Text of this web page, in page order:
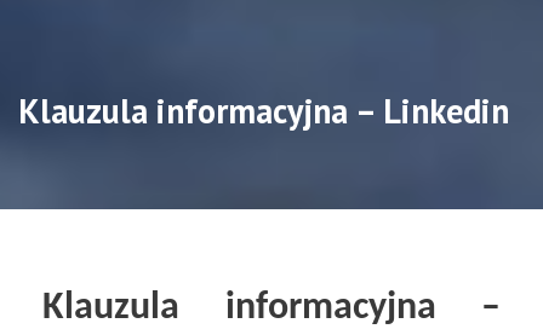
Klauzula informacyjna – Linkedin
Klauzula informacyjna –